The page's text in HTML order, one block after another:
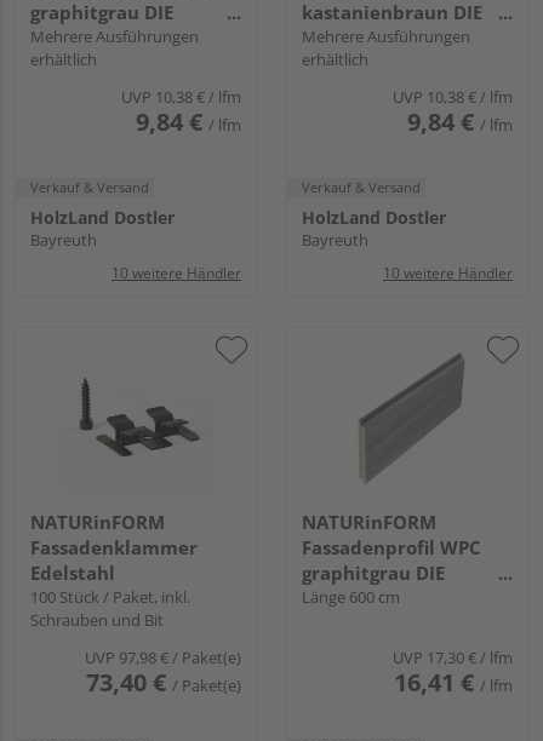
graphitgrau DIE
GESTALTENDE -
70x17mm
Mehrere Ausführungen
erhältlich
UVP 10,38 €/ lfm
9,84 € / lfm
Verkauf & Versand
HolzLand Dostler
Bayreuth
10 weitere Händler
kastanienbraun DIE
GESTALTENDE -
70x17mm
Mehrere Ausführungen
erhältlich
UVP 10,38 €/ lfm
9,84 € / lfm
Verkauf & Versand
HolzLand Dostler
Bayreuth
10 weitere Händler
NATURinFORM
Fassadenklammer
Edelstahl
100 Stück / Paket, inkl.
Schrauben und Bit
UVP 97,98 €/ Paket(e)
73,40 € / Paket(e)
NATURinFORM
Fassadenprofil WPC
graphitgrau DIE
GESTALTENDE -
Länge 600 cm
UVP 17,30 €/ lfm
16,41 € / lfm